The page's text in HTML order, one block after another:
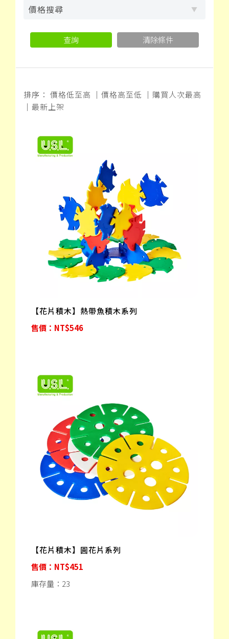
價格搜尋
查詢 清除條件
排序： 價格低至高 ｜ 價格高至低 ｜ 購買人次最高
｜ 最新上架
【花片積木】熱帶魚積木系列
售價：NT$546
【花片積木】圓花片系列
售價：NT$451
庫存量：23